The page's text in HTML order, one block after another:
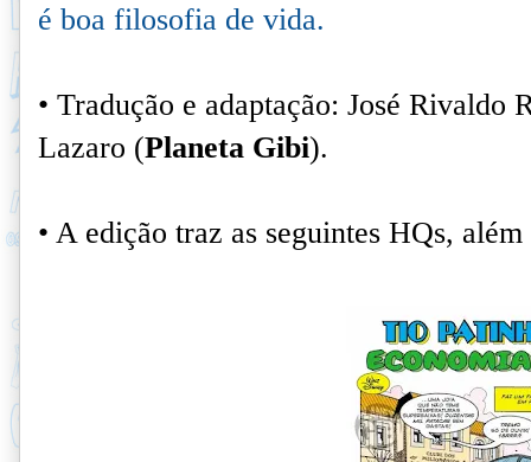
é boa filosofia de vida.
• Tradução e adaptação: José Rivaldo
Lazaro (Planeta Gibi).
• A edição traz as seguintes HQs, além